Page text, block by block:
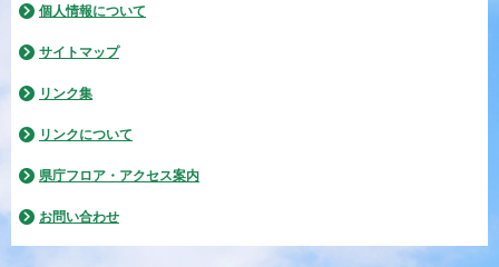
個人情報について
サイトマップ
リンク集
リンクについて
県庁フロア・アクセス案内
お問い合わせ